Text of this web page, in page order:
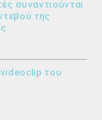
συναντιούνται
της
videoclip του